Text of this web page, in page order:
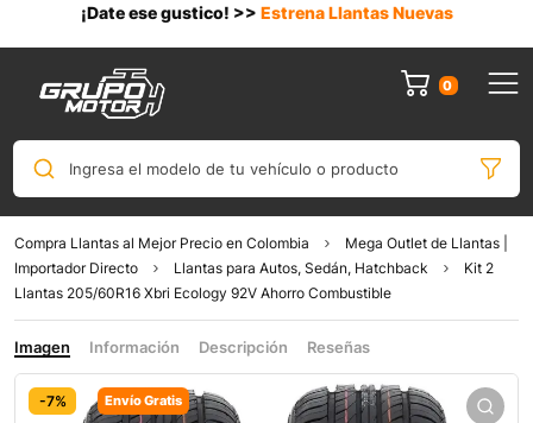
¡Date ese gustico! >> Estrena Llantas Nuevas
0
Ingresa el modelo de tu vehículo o producto
Compra Llantas al Mejor Precio en Colombia
Mega Outlet de Llantas |
Importador Directo
Llantas para Autos, Sedán, Hatchback
Kit 2
Llantas 205/60R16 Xbri Ecology 92V Ahorro Combustible
Imagen Información Descripción Reseñas
-7% Envío Gratis